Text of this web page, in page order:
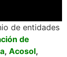
de entidades
de
, Acosol,